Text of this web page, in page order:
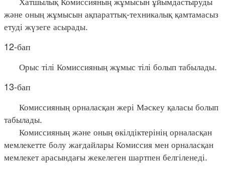
және оның жұмысын ақпараттық-техникалық қамтамасыз
етуді жүзеге асырады.
12-бап
Орыс тілі Комиссияның жұмыс тілі болып табылады.
13-бап
Комиссияның орналасқан жері Мәскеу қаласы болып
табылады.
Комиссияның және оның өкілдіктерінің орналасқан
мемлекетте болу жағдайлары Комиссия мен орналасқан
мемлекет арасындағы жекелеген шартпен белгіленеді.